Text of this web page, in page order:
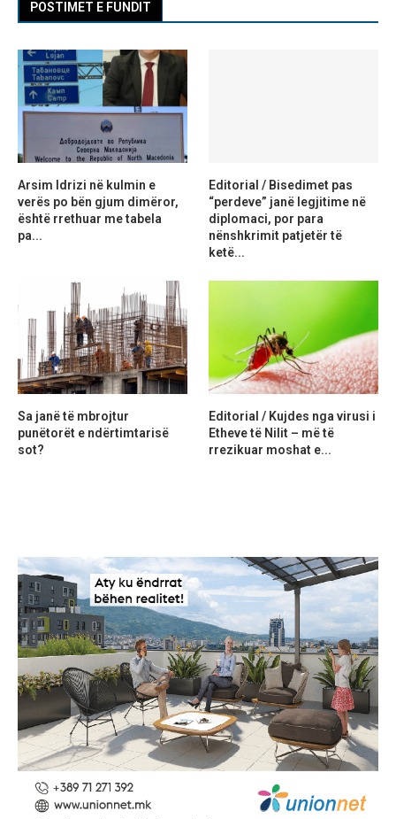
POSTIMET E FUNDIT
Arsim Idrizi në kulmin e
verës po bën gjum dimëror,
është rrethuar me tabela
pa...
Editorial / Bisedimet pas
“perdeve” janë legjitime në
diplomaci, por para
nënshkrimit patjetër të
ketë...
Sa janë të mbrojtur
punëtorët e ndërtimtarisë
sot?
Editorial / Kujdes nga virusi i
Etheve të Nilit – më të
rrezikuar moshat e...